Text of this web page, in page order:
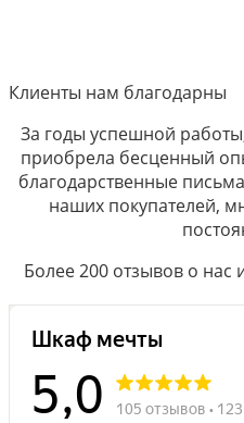
Клиенты нам благодарны
За годы успешной
приобрела бесценный
благодарственные
наших покупателей,
Более 200 отзывов о нас